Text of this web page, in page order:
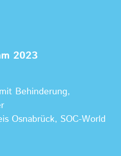
2023
Behinderung,
Osnabrück, SOC-World